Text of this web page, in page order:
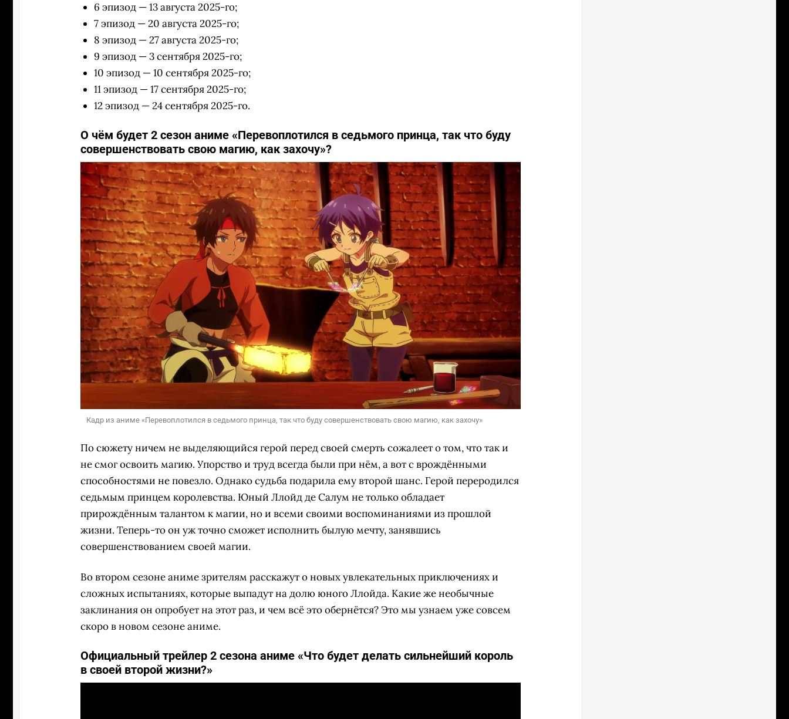
6 эпизод — 13 августа 2025-го;
7 эпизод — 20 августа 2025-го;
8 эпизод — 27 августа 2025-го;
9 эпизод — 3 сентября 2025-го;
10 эпизод — 10 сентября 2025-го;
11 эпизод — 17 сентября 2025-го;
12 эпизод — 24 сентября 2025-го.
О чём будет 2 сезон аниме «Перевоплотился в седьмого принца, так что буду
совершенствовать свою магию, как захочу»?
Кадр из аниме «Перевоплотился в седьмого принца, так что буду совершенствовать свою магию, как захочу»
По сюжету ничем не выделяющийся герой перед своей смерть сожалеет о том, что так и
не смог освоить магию. Упорство и труд всегда были при нём, а вот с врождёнными
способностями не повезло. Однако судьба подарила ему второй шанс. Герой переродился
седьмым принцем королевства. Юный Ллойд де Салум не только обладает
прирождённым талантом к магии, но и всеми своими воспоминаниями из прошлой
жизни. Теперь-то он уж точно сможет исполнить былую мечту, занявшись
совершенствованием своей магии.
Во втором сезоне аниме зрителям расскажут о новых увлекательных приключениях и
сложных испытаниях, которые выпадут на долю юного Ллойда. Какие же необычные
заклинания он опробует на этот раз, и чем всё это обернётся? Это мы узнаем уже совсем
скоро в новом сезоне аниме.
Официальный трейлер 2 сезона аниме «Что будет делать сильнейший король
в своей второй жизни?»